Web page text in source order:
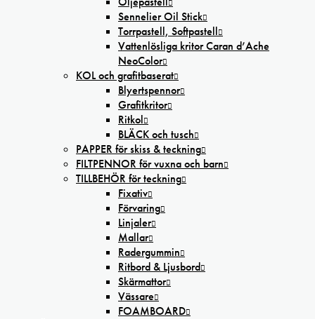
Sennelier Oil Stick
Torrpastell, Softpastell
Vattenlösliga kritor Caran d’Ache
NeoColor
KOL och grafitbaserat
Blyertspennor
Grafitkritor
Ritkol
BLÄCK och tusch
PAPPER för skiss & teckning
FILTPENNOR för vuxna och barn
TILLBEHÖR för teckning
Fixativ
Förvaring
Linjaler
Mallar
Radergummin
Ritbord & Ljusbord
Skärmattor
Vässare
FOAMBOARD